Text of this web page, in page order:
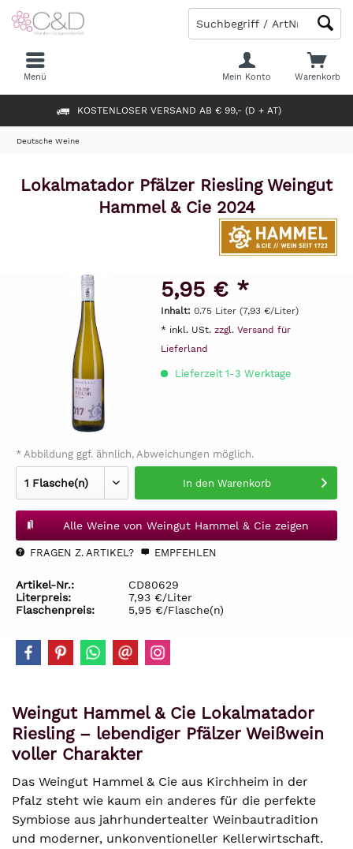
KOSTENLOSER VERSAND AB € 99,- (D + AT)
Warenkorb
Mein Konto
Menü
Deutsche Weine
Lokalmatador Pfälzer Riesling Weingut
Hammel & Cie 2024
5,95 € *
Inhalt: 0.75 Liter (7,93 €/Liter)
* inkl. USt. zzgl. Versand für
Lieferland
Lieferzeit 1-3 Werktage
* Abbildung ggf. ähnlich, Abweichungen möglich.
In den Warenkorb
Alle Weine von Weingut Hammel & Cie zeigen
FRAGEN Z. ARTIKEL? EMPFEHLEN
Artikel-Nr.:
CD80629
Literpreis:
7,93 €/Liter
Flaschenpreis:
5,95 €/Flasche(n)
Weingut Hammel & Cie Lokalmatador
Riesling – lebendiger Pfälzer Weißwein
voller Charakter
Das Weingut Hammel & Cie aus Kirchheim in der
Pfalz steht wie kaum ein anderes für die perfekte
Symbiose aus jahrhundertealter Weinbautradition
und moderner, unkonventioneller Kellerwirtschaft.